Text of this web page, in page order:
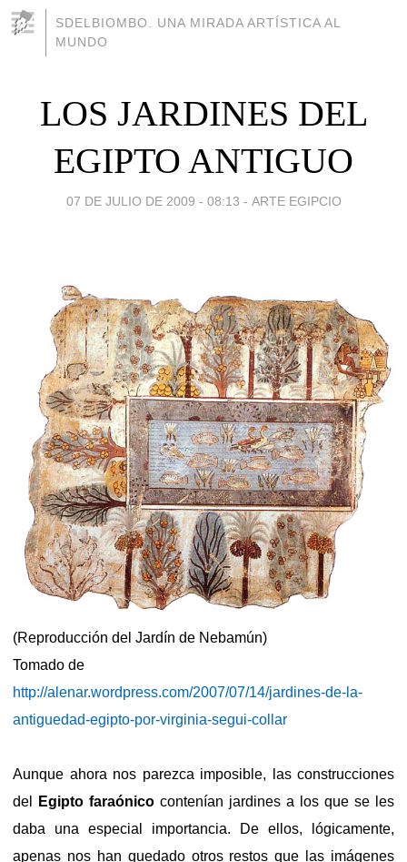
SDELBIOMBO. UNA MIRADA ARTÍSTICA AL
MUNDO
LOS JARDINES DEL
EGIPTO ANTIGUO
07 DE JULIO DE 2009 - 08:13 - ARTE EGIPCIO
(Reproducción del Jardín de Nebamún)
Tomado de
http://alenar.wordpress.com/2007/07/14/jardines-de-la-
antiguedad-egipto-por-virginia-segui-collar
Aunque ahora nos parezca imposible, las construcciones
del
Egipto faraónico contenían jardines a los que se les
daba una especial importancia. De ellos, lógicamente,
apenas nos han quedado otros restos que las imágenes